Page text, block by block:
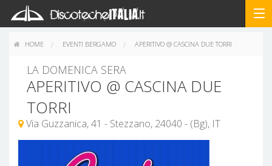
HOME EVENTI BERGAMO APERITIVO @ CASCINA DUE TORRI
LA DOMENICA SERA
APERITIVO @ CASCINA DUE
TORRI
Via Guzzanica, 41 - Stezzano, 24040 - (Bg), IT